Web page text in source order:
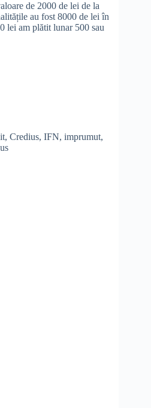
de 2000 de lei de la
au fost 8000 de lei în
lei am plătit lunar 500 sau
, Credius, IFN, imprumut,